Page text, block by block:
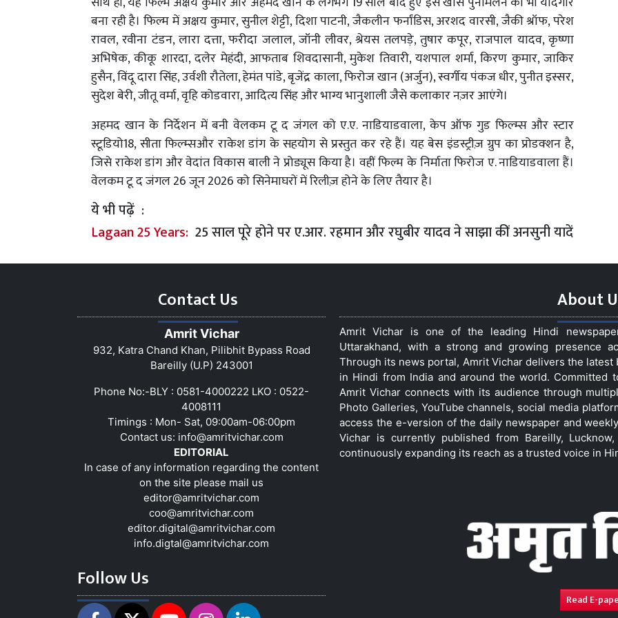
बना रही है। फिल्म में अक्षय कुमार, सुनील शेट्टी, दिशा पाटनी, जैकलीन फर्नांडिस, अरशद वारसी, जैकी श्रॉफ, परेश
रावल, रवीना टंडन, लारा दत्ता, फरीदा जलाल, जॉनी लीवर, श्रेयस तलपड़े, तुषार कपूर, राजपाल यादव, कृष्णा
अभिषेक, कीकू शारदा, दलेर मेहंदी, आफताब शिवदासानी, मुकेश तिवारी, यशपाल शर्मा, किरण कुमार, जाकिर
हुसैन, विंदू दारा सिंह, उर्वशी रौतेला, हेमंत पांडे, बृजेंद्र काला, फिरोज खान (अर्जुन), स्वर्गीय पंकज धीर, पुनीत इस्सर,
सुदेश बेरी, जीतू वर्मा, वृहि कोडवारा, आदित्य सिंह और भाग्य भानुशाली जैसे कलाकार नज़र आएंगे।
अहमद खान के निर्देशन में बनी वेलकम टू द जंगल को ए.ए. नाडियाडवाला, केप ऑफ गुड फिल्म्स और स्टार
स्टूडियो18, सीता फिल्म्सऔर राकेश डांग के सहयोग से प्रस्तुत कर रहे हैं। यह बेस इंडस्ट्रीज़ ग्रुप का प्रोडक्शन है,
जिसे राकेश डांग और वेदांत विकास बाली ने प्रोड्यूस किया है। वहीं फिल्म के निर्माता फिरोज ए. नाडियाडवाला हैं।
वेलकम टू द जंगल 26 जून 2026 को सिनेमाघरों में रिलीज़ होने के लिए तैयार है।
ये भी पढ़ें :
Lagaan 25 Years: 25 साल पूरे होने पर ए.आर. रहमान और रघुबीर यादव ने साझा कीं अनसुनी यादें
Contact Us
Amrit Vichar
932, Katra Chand Khan, Pilibhit Bypass Road
Bareilly (U.P) 243001
Phone No:-BLY : 0581-4000222 LKO : 0522-
4008111
Timings : Mon- Sat, 09:00am-06:00pm
Contact us: info@amritvichar.com
EDITORIAL
In case of any information regarding the content
on the site please mail us
editor@amritvichar.com
coo@amritvichar.com
editor.digital@amritvichar.com
info.digtal@amritvichar.com
Follow Us
About
Amrit Vichar is one of the leading Hindi
Uttarakhand, with a strong and growing presence
Through its news portal, Amrit Vichar delivers the
in Hindi from India and around the world. Committed
Amrit Vichar connects with its audience through
Photo Galleries, YouTube channels, social media
access the e-version of the daily newspaper and
Vichar is currently published from Bareilly,
continuously expanding its reach as a trusted voice in
Read E-